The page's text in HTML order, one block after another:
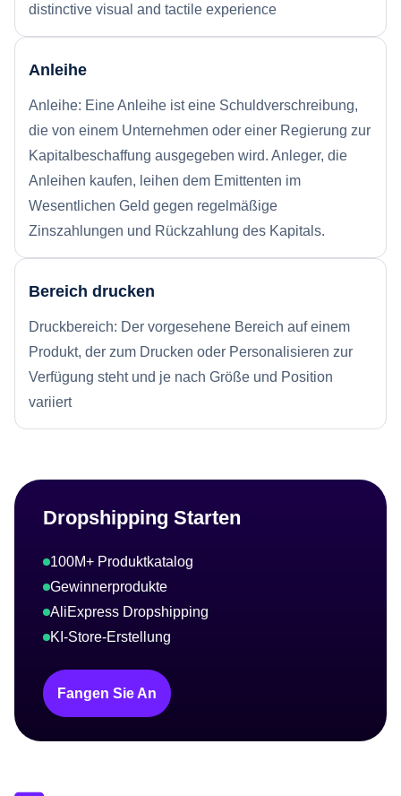
distinctive visual and tactile experience
Anleihe
Anleihe: Eine Anleihe ist eine Schuldverschreibung,
die von einem Unternehmen oder einer Regierung zur
Kapitalbeschaffung ausgegeben wird. Anleger, die
Anleihen kaufen, leihen dem Emittenten im
Wesentlichen Geld gegen regelmäßige
Zinszahlungen und Rückzahlung des Kapitals.
Bereich drucken
Druckbereich: Der vorgesehene Bereich auf einem
Produkt, der zum Drucken oder Personalisieren zur
Verfügung steht und je nach Größe und Position
variiert
Dropshipping Starten
100M+ Produktkatalog
Gewinnerprodukte
AliExpress Dropshipping
KI-Store-Erstellung
Fangen Sie An